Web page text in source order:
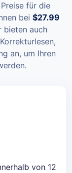
für die
bei $27.99
bieten auch
an, um Ihren
von 12